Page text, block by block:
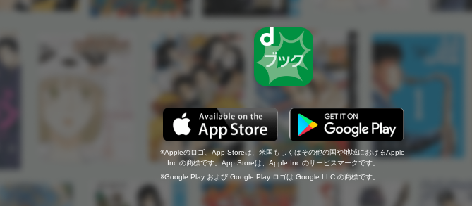
Appleのロゴ、App Storeは、米国もしくはその他の国や地域におけるApple
Inc.の商標です。App Storeは、Apple Inc.のサービスマークです。
Google Play および Google Play ロゴは Google LLC の商標です。